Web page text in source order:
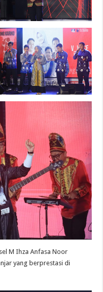
M Ihza Anfasa Noor
yang berprestasi di